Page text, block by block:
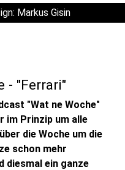
Markus Gisin
- "Ferrari"
"Wat ne Woche"
im Prinzip um alle
die Woche um die
schon mehr
diesmal ein ganze